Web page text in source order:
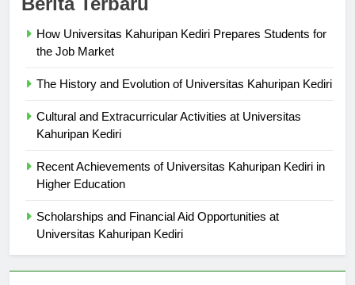
How Universitas Kahuripan Kediri Prepares Students for
the Job Market
The History and Evolution of Universitas Kahuripan Kediri
Cultural and Extracurricular Activities at Universitas
Kahuripan Kediri
Recent Achievements of Universitas Kahuripan Kediri in
Higher Education
Scholarships and Financial Aid Opportunities at
Universitas Kahuripan Kediri